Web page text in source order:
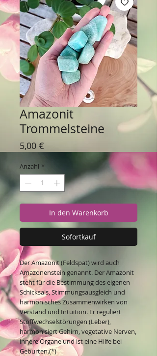
Amazonit
Trommelsteine
5,00 €
Anzahl *
In den Warenkorb
Sofortkauf
Der Amazonit (Feldspat) wird auch
Amazonenstein genannt. Der Amazonit
steht für die Bestimmung des eigenen
Schicksals, Stimmungsausgleich und
harmonisches Zusammenwirken von
Verstand und Intuition. Er reguliert
Stoffwechselstörungen (Leber),
harmonisiert Gehirn, vegetative Nerven,
innere Organe und ist eine Hilfe bei
Geburten.(*)